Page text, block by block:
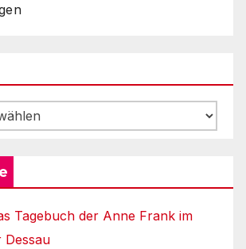
Tagebuch der Anne Frank im
Dessau